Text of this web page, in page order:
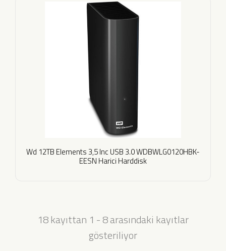
Wd 12TB Elements 3,5 Inc USB 3.0 WDBWLG0120HBK-
EESN Harici Harddisk
18 kayıttan 1 - 8 arasındaki kayıtlar
gösteriliyor